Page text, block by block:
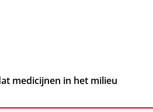
medicijnen in het milieu